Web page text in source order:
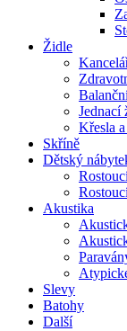
Židle
Jednací
Křesla
Skříně
Dětský
Akustika
Slevy
Batohy
Další